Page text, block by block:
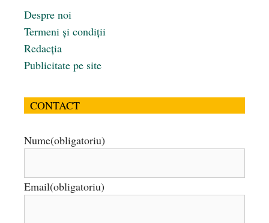
Despre noi
Termeni și condiții
Redacția
Publicitate pe site
CONTACT
Nume(obligatoriu)
Email(obligatoriu)